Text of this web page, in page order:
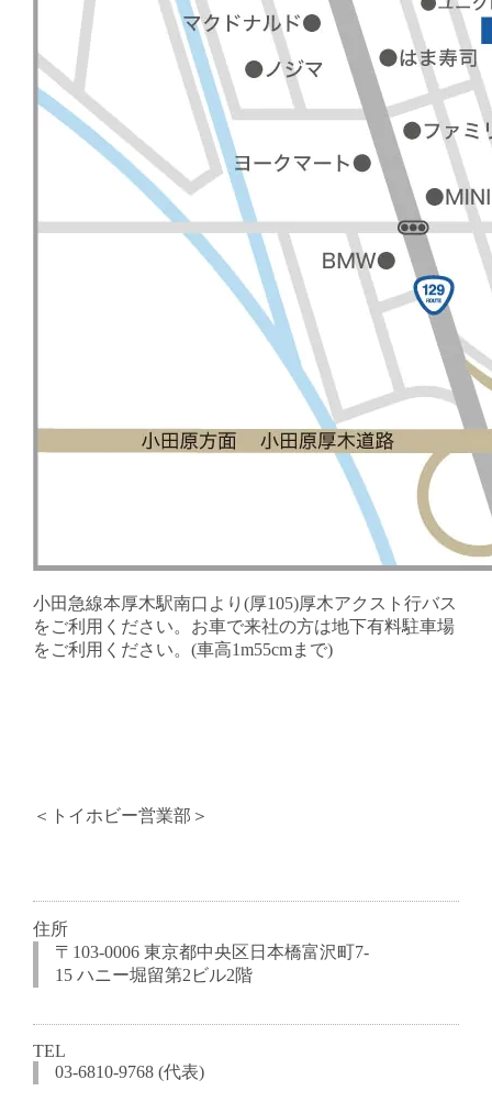
小田急線本厚木駅南口より(厚105)厚木アクスト行バス
をご利用ください。お車で来社の方は地下有料駐車場
をご利用ください。(車高1m55cmまで)
＜トイホビー営業部＞
住所
〒103-0006 東京都中央区日本橋富沢町7-
15 ハニー堀留第2ビル2階
TEL
03-6810-9768 (代表)